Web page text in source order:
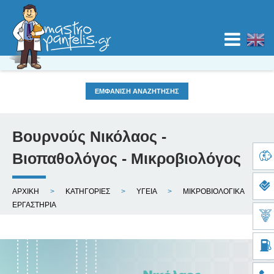
ΧΑΡΤΕΣ
ΝΟΜΟΣ
ΕΜΦΑΝΙΣΗ ΑΝΑΖΗΤΗΣΗΣ
Βουρνούς Νικόλαος -
Βιοπαθολόγος - Μικροβιολόγος
ΑΡΧΙΚΗ ΚΑΤΗΓΟΡΙΕΣ ΥΓΕΙΑ
ΜΙΚΡΟΒΙΟΛΟΓΙΚΑ
ΕΡΓΑΣΤΗΡΙΑ